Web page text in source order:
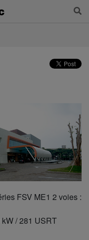
FSV ME1 2 voies :
/ 281 USRT